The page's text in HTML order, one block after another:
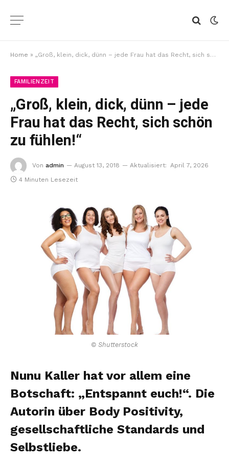
Home » „Groß, klein, dick, dünn – jede Frau hat das Recht, sich schön zu fühlen!“
FAMILIENZEIT
„Groß, klein, dick, dünn – jede
Frau hat das Recht, sich schön
zu fühlen!“
Von admin August 13, 2018 Aktualisiert: April 7, 2026
4 Minuten Lesezeit
© Shutterstock
Nunu Kaller hat vor allem eine
Botschaft: „Entspannt euch!“. Die
Autorin über Body Positivity,
gesellschaftliche Standards und
Selbstliebe.